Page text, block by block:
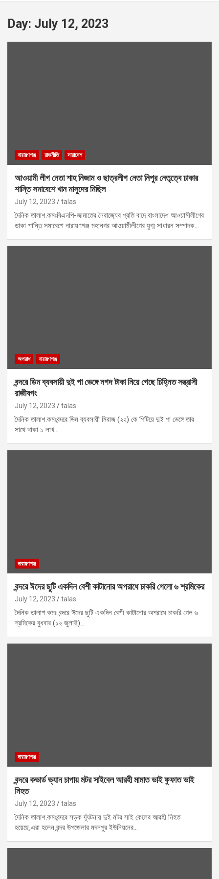
Day: July 12, 2023
নারায়ণগঞ্জ রাজনীতি সারাদেশ
আওয়ামী লীগ নেতা শাহ নিজাম ও ছাত্রলীগ নেতা নিপুর নেতৃত্বে ঢাকার
শান্তি সমাবেশে খান মাসুদের মিছিল
July 12, 2023 talas
দৈনিক তালাশ.কমঃবিএনপি-জামাতের নৈরাজ্যের প্রতি বাদে বাংলাদেশ আওয়ামীলীগের
ডাকা শান্তি সমাবেশে নারায়ণগঞ্জ মহানগর আওয়ামীলীগের যুগ্ম সাধারন সম্পাদক…
অপরাধ নারায়ণগঞ্জ
বন্দরে ডিম ব্যবসায়ী দুই পা ভেঙ্গে নগদ টাকা নিয়ে গেছে চিহ্নিত সন্ত্রাসী
রাজীবগং
July 12, 2023 talas
দৈনিক তালাশ.কমঃবন্দরে ডিম ব্যবসায়ী মিরাজ (২২) কে পিটিয়ে দুই পা ভেঙ্গে তার
সাথে থাকা ১ লাখ…
নারায়ণগঞ্জ
বন্দরে ঈদের ছুটি একদিন বেশী কাটানোর অপরাধে চাকরি গেলো ৬ শ্রমিকের
July 12, 2023 talas
দৈনিক তালাশ.কমঃ বন্দরে ঈদের ছুটি একদিন বেশী কাটানোর অপরাধে চাকরি গেল ৬
শ্রমিকের বুধবার (১২ জুলাই)…
নারায়ণগঞ্জ
বন্দরে কভার্ড ভ্যান চাপায় মটর সাইবেল আরহী মামাত ভাই ফুফাত ভাই
নিহত
July 12, 2023 talas
দৈনিক তালাশ.কমঃবন্দরে সড়ক র্দূঘটনায় দুই মটর সাই কেলের আরহী নিহত
হয়েছে,এরা হলেন বন্দর উপজেলার মদনপুর ইউনিয়নের…